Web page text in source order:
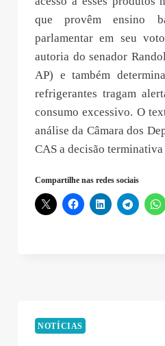
que provêm ensino
parlamentar em seu
autoria do senador
AP) e também
refrigerantes tragam
consumo excessivo. O
análise da Câmara dos
CAS a decisão
Compartilhe nas redes sociais
NOTÍCIAS